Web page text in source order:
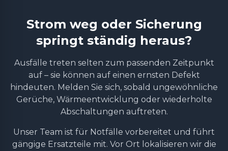
Strom weg oder Sicherung
springt ständig heraus?
Ausfälle treten selten zum passenden Zeitpunkt
auf – sie können auf einen ernsten Defekt
hindeuten. Melden Sie sich, sobald ungewöhnliche
Gerüche, Wärmeentwicklung oder wiederholte
Abschaltungen auftreten.
Unser Team ist für Notfälle vorbereitet und führt
gängige Ersatzteile mit. Vor Ort lokalisieren wir die